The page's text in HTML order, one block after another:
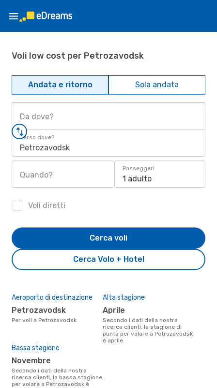
Voli low cost per Petrozavodsk
Andata e ritorno Sola andata
Da dove?
Verso dove?
Petrozavodsk
Quando?
Passeggeri
1 adulto
Voli diretti
Cerca Volo + Hotel
Cerca voli
Aeroporto di destinazione
Petrozavodsk
Per voli a Petrozavodsk
Alta stagione
aprile
Secondo i dati della nostra
ricerca clienti, la stagione di
punta per volare a Petrozavodsk
è aprile.
Bassa stagione
novembre
Secondo i dati della nostra
ricerca clienti, la bassa stagione
per volare a Petrozavodsk è